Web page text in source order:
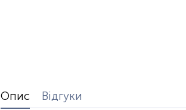
Опис Відгуки